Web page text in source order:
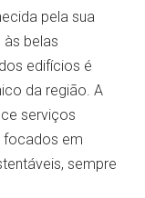
pela sua
belas
edifícios é
da região. A
serviços
focados em
sempre